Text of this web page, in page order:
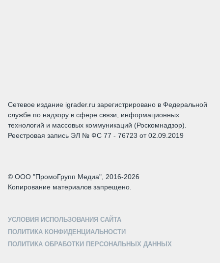
Сетевое издание igrader.ru зарегистрировано в Федеральной
службе по надзору в сфере связи, информационных
технологий и массовых коммуникаций (Роскомнадзор).
Реестровая запись ЭЛ № ФС 77 - 76723 от 02.09.2019
© ООО "ПромоГрупп Медиа", 2016-2026
Копирование материалов запрещено.
УСЛОВИЯ ИСПОЛЬЗОВАНИЯ САЙТА
ПОЛИТИКА КОНФИДЕНЦИАЛЬНОСТИ
ПОЛИТИКА ОБРАБОТКИ ПЕРСОНАЛЬНЫХ ДАННЫХ